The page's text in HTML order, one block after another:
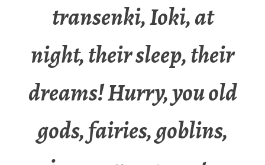
transenki, Ioki, at
night, their sleep, their
dreams! Hurry, you old
gods, fairies, goblins,